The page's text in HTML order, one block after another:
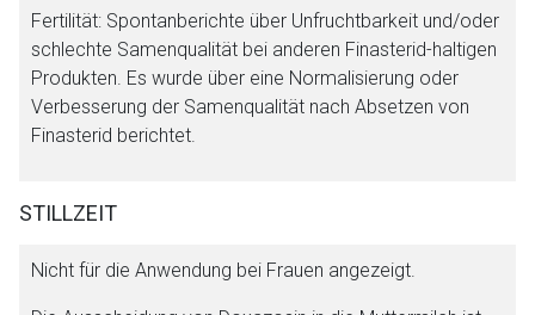
Fertilität: Spontanberichte über Unfruchtbarkeit und/oder
schlechte Samenqualität bei anderen Finasterid-haltigen
Produkten. Es wurde über eine Normalisierung oder
Verbesserung der Samenqualität nach Absetzen von
Finasterid berichtet.
STILLZEIT
Nicht für die Anwendung bei Frauen angezeigt.